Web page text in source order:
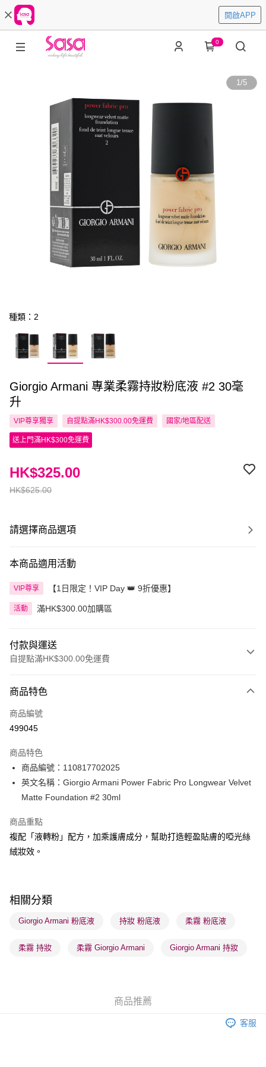
開啟APP
0
1/5
種類：2
Giorgio Armani 專業柔霧持妝粉底液 #2 30毫
升
VIP尊享獨享 自提點滿HK$300.00免運費 國家/地區配送
送上門滿HK$300免運費
HK$625.00
HK$325.00
請選擇商品選項
本商品適用活動
VIP尊享 【1日限定！VIP Day 👑 9折優惠】
活動 滿HK$300.00加購區
付款與運送
自提點滿HK$300.00免運費
信用卡
Apple Pay
PayMe
WeChat Pay
送貨方式
順豐自助櫃 - 確認發貨後1-3個工作天送達
順豐站及營業點 - 確認發貨後1-3個工作天送達
物流公司進行物流配送
取。逾期會取消訂單，並不會安排重寄
商品特色
商品編號
499045
商品特色
商品編號：110817702025
英文名稱：Giorgio Armani Power Fabric Pro Longwear Velvet
Matte Foundation #2 30ml
商品重點
複配「液轉粉」配方，加乘護膚成分，幫助打造輕盈貼膚的啞光絲
絨妝效。
相關分類
Giorgio Armani 粉底液 持妝 粉底液 柔霧 粉底液
柔霧 持妝 柔霧 Giorgio Armani Giorgio Armani 持妝
商品推薦
客服